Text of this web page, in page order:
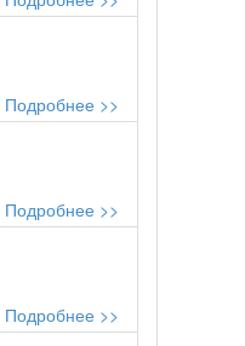
Подробнее >>
Подробнее >>
Подробнее >>